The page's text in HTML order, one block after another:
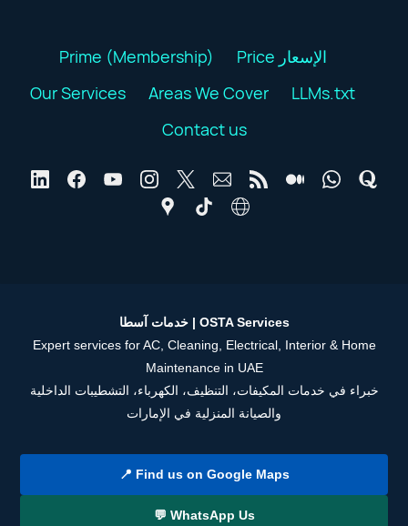
Prime (Membership)
Price الإسعار
Our Services
Areas We Cover
LLMs.txt
Contact us
خدمات آسطا | OSTA Services
Expert services for AC, Cleaning, Electrical, Interior & Home
Maintenance in UAE
خبراء في خدمات المكيفات، التنظيف، الكهرباء، التشطيبات الداخلية
والصيانة المنزلية في الإمارات
📍 Find us on Google Maps
💬 WhatsApp Us